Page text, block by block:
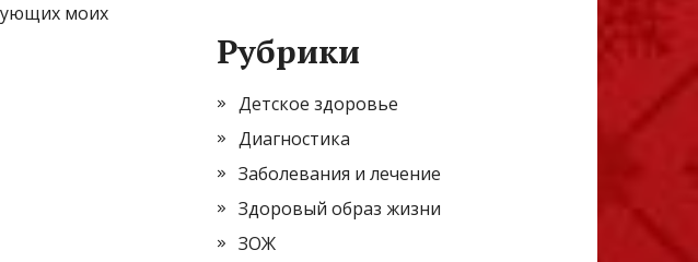
моих
Рубрики
Детское здоровье
Диагностика
Заболевания и лечение
Здоровый образ жизни
ЗОЖ